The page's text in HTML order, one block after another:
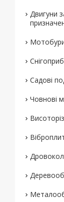
Двигуни
Садові
Човнові